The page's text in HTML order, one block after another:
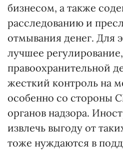
бизнесом, а также
расследованию и
отмывания денег. Для
лучшее
правоохранительной
жесткий контроль на
особенно со стороны
органов надзора.
извлечь выгоду от
тоже нуждаются в